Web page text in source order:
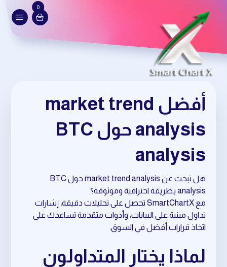
0
أفضل market trend
analysis حول BTC
analysis
هل تبحث عن market trend analysis حول BTC
analysis بطريقة احترافية وموثوقة؟
مع SmartChartX تحصل على تحليلات دقيقة، إشارات
تداول مبنية على البيانات، وأدوات متقدمة تساعدك على
اتخاذ قرارات أفضل في السوق.
لماذا يختار المتداولون